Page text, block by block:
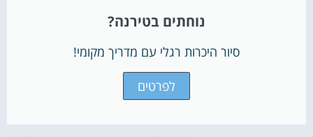
נוחתים בטירנה?
סיור היכרות רגלי עם מדריך מקומי!
לפרטים